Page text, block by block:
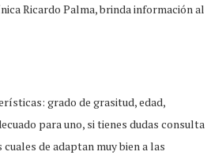
Ricardo Palma, brinda información al
grado de grasitud, edad,
para uno, si tienes dudas consulta
de adaptan muy bien a las